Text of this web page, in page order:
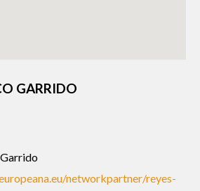
GARRIDO
networkpartner/reyes-